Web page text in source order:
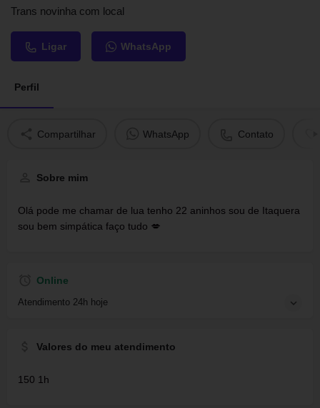
Trans novinha com local
Ligar WhatsApp
Perfil
Compartilhar WhatsApp Contato
Sobre mim
Olá pode me chamar de lua tenho 22 aninhos sou de Itaquera
sou bem simpática faço tudo 💋
Online
Atendimento 24h hoje
Valores do meu atendimento
150 1h